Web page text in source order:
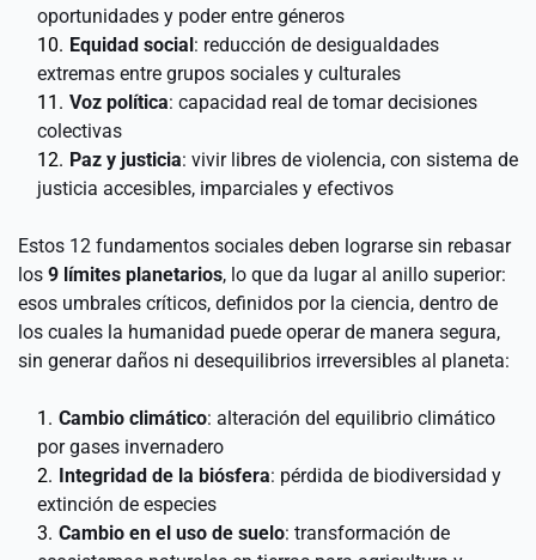
oportunidades y poder entre géneros
Equidad social: reducción de desigualdades
extremas entre grupos sociales y culturales
Voz política: capacidad real de tomar decisiones
colectivas
Paz y justicia: vivir libres de violencia, con sistema de
justicia accesibles, imparciales y efectivos
Estos 12 fundamentos sociales deben lograrse sin rebasar
los 9 límites planetarios, lo que da lugar al anillo superior:
esos umbrales críticos, definidos por la ciencia, dentro de
los cuales la humanidad puede operar de manera segura,
sin generar daños ni desequilibrios irreversibles al planeta:
Cambio climático: alteración del equilibrio climático
por gases invernadero
Integridad de la biósfera: pérdida de biodiversidad y
extinción de especies
Cambio en el uso de suelo: transformación de